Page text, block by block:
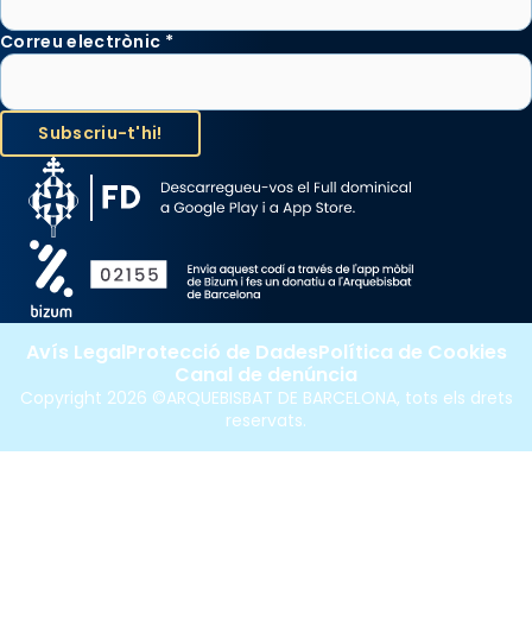
Correu electrònic *
Copyright 2026 ©ARQUEBISBAT DE BARCELONA, tots els drets
reservats.
Avís LegalProtecció de DadesPolítica de Cookies
Canal de denúncia